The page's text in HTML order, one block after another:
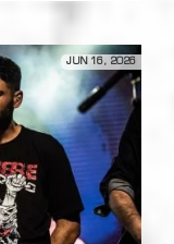
JUN 16, 2026